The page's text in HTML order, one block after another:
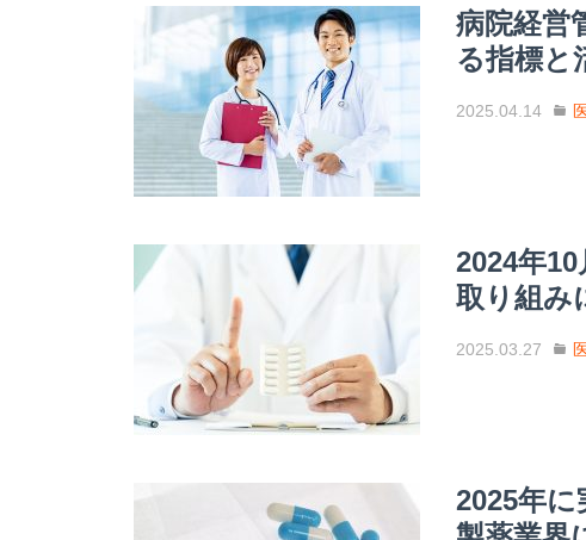
病院経営
る指標と
2025.04.14
2024年
取り組み
2025.03.27
2025年に